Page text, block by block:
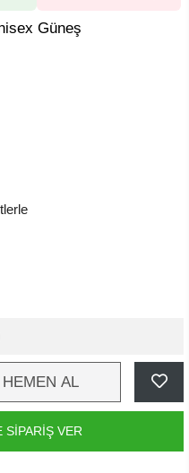
Güneş
HEMEN AL
SİPARİŞ VER